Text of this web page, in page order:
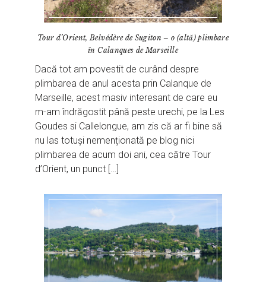
Tour d’Orient, Belvédère de Sugiton – o (altă) plimbare
în Calanques de Marseille
Dacă tot am povestit de curând despre
plimbarea de anul acesta prin Calanque de
Marseille, acest masiv interesant de care eu
m-am îndrăgostit până peste urechi, pe la Les
Goudes si Callelongue, am zis că ar fi bine să
nu las totuși nemenționată pe blog nici
plimbarea de acum doi ani, cea către Tour
d’Orient, un punct […]